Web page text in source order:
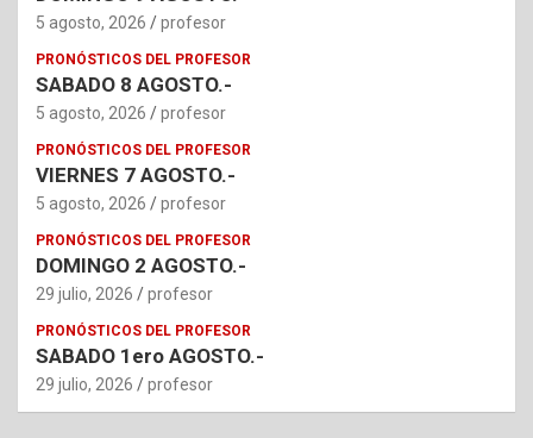
5 agosto, 2026 profesor
PRONÓSTICOS DEL PROFESOR
SABADO 8 AGOSTO.-
5 agosto, 2026 profesor
PRONÓSTICOS DEL PROFESOR
VIERNES 7 AGOSTO.-
5 agosto, 2026 profesor
PRONÓSTICOS DEL PROFESOR
DOMINGO 2 AGOSTO.-
29 julio, 2026 profesor
PRONÓSTICOS DEL PROFESOR
SABADO 1ero AGOSTO.-
29 julio, 2026 profesor